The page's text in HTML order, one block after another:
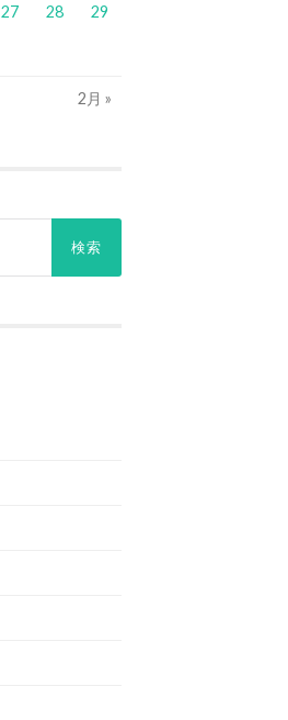
27 28 29
2月 »